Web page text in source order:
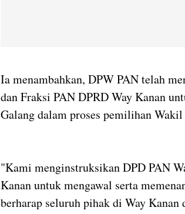
Ia menambahkan, DPW PAN telah
dan Fraksi PAN DPRD Way Kanan
Galang dalam proses pemilihan
"Kami menginstruksikan DPD PAN
Kanan untuk mengawal serta
berharap seluruh pihak di Way